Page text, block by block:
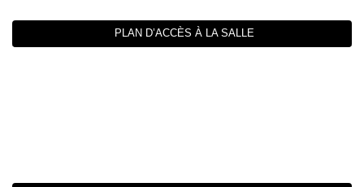
PLAN D’ACCÈS À LA SALLE